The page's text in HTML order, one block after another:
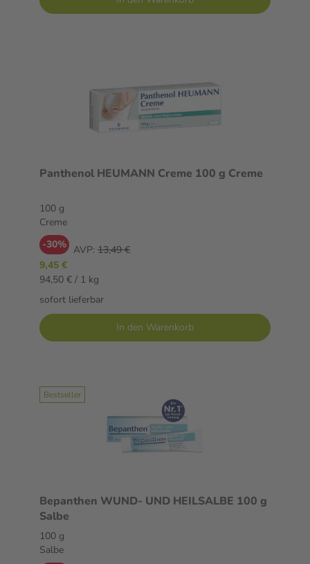
Panthenol HEUMANN Creme 100 g Creme
100 g
Creme
-30% AVP: 13,49 €
9,45 €
94,50 € / 1 kg
sofort lieferbar
In den Warenkorb
Bestseller
Bepanthen WUND- UND HEILSALBE 100 g
Salbe
100 g
Salbe